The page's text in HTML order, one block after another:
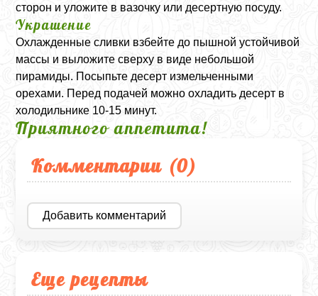
сторон и уложите в вазочку или десертную посуду.
Украшение
Охлажденные сливки взбейте до пышной устойчивой
массы и выложите сверху в виде небольшой
пирамиды. Посыпьте десерт измельченными
орехами. Перед подачей можно охладить десерт в
холодильнике 10-15 минут.
Приятного аппетита!
Комментарии (0)
Добавить комментарий
Еще рецепты